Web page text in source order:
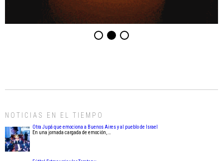
NOTICIAS EN EL TIEMPO
Otra Jupá que emociona a Buenos Aires y al pueblo de Israel
En una jornada cargada de emoción, …